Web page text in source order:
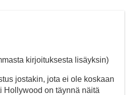
kirjoituksesta lisäyksin)
jostakin, jota ei ole koskaan
Hollywood on täynnä näitä